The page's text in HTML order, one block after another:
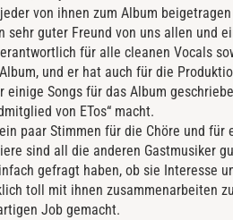
von ihnen zum Album
guter Freund von uns allen und
für alle cleanen Vocals
und er hat auch für die
einige Songs für das Album
von ETos“ macht.
paar Stimmen für die Chöre und für
sind all die anderen Gastmusiker
gefragt haben, ob sie Interesse
toll mit ihnen zusammenarbeiten
Job gemacht.